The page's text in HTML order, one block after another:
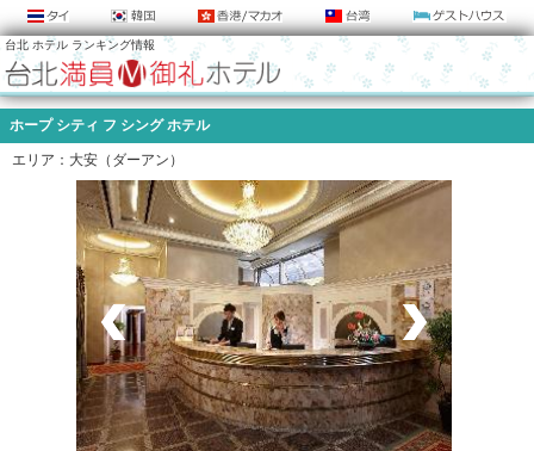
台北 ホテル ランキング情報
ホープ シティ フ シング ホテル
エリア：大安（ダーアン）